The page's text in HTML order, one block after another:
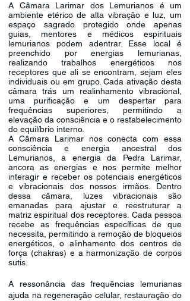
A Câmara Larimar dos Lemurianos é um
ambiente etérico de alta vibração e luz, um
espaço sagrado protegido onde apenas
guias, mentores e médicos espirituais
lemurianos podem adentrar. Esse local é
preenchido por energias lemurianas,
realizando trabalhos energéticos nos
receptores que ali se encontram, sejam eles
individuais ou em grupo. Cada ativação desta
câmara trás um realinhamento vibracional,
uma purificação e um despertar para
frequências superiores, permitindo a
elevação da consciência e o restabelecimento
do equilíbrio interno.
A Câmara Larimar nos conecta com essa
consciência e energia ancestral dos
Lemurianos, a energia da Pedra Larimar,
ancora as energias e nos permite melhor
interagir e receber os potenciais energéticos
e vibracionais dos nossos irmãos. Dentro
dessa câmara, luzes vibracionais são
emanadas para ajustar e reestruturar a
matriz espiritual dos receptores. Cada pessoa
recebe as frequências específicas de que
necessita, permitindo a remoção de bloqueios
energéticos, o alinhamento dos centros de
força (chakras) e a harmonização de corpos
sutis.
A ressonância das frequências lemurianas
ajuda na regeneração celular, restauração do